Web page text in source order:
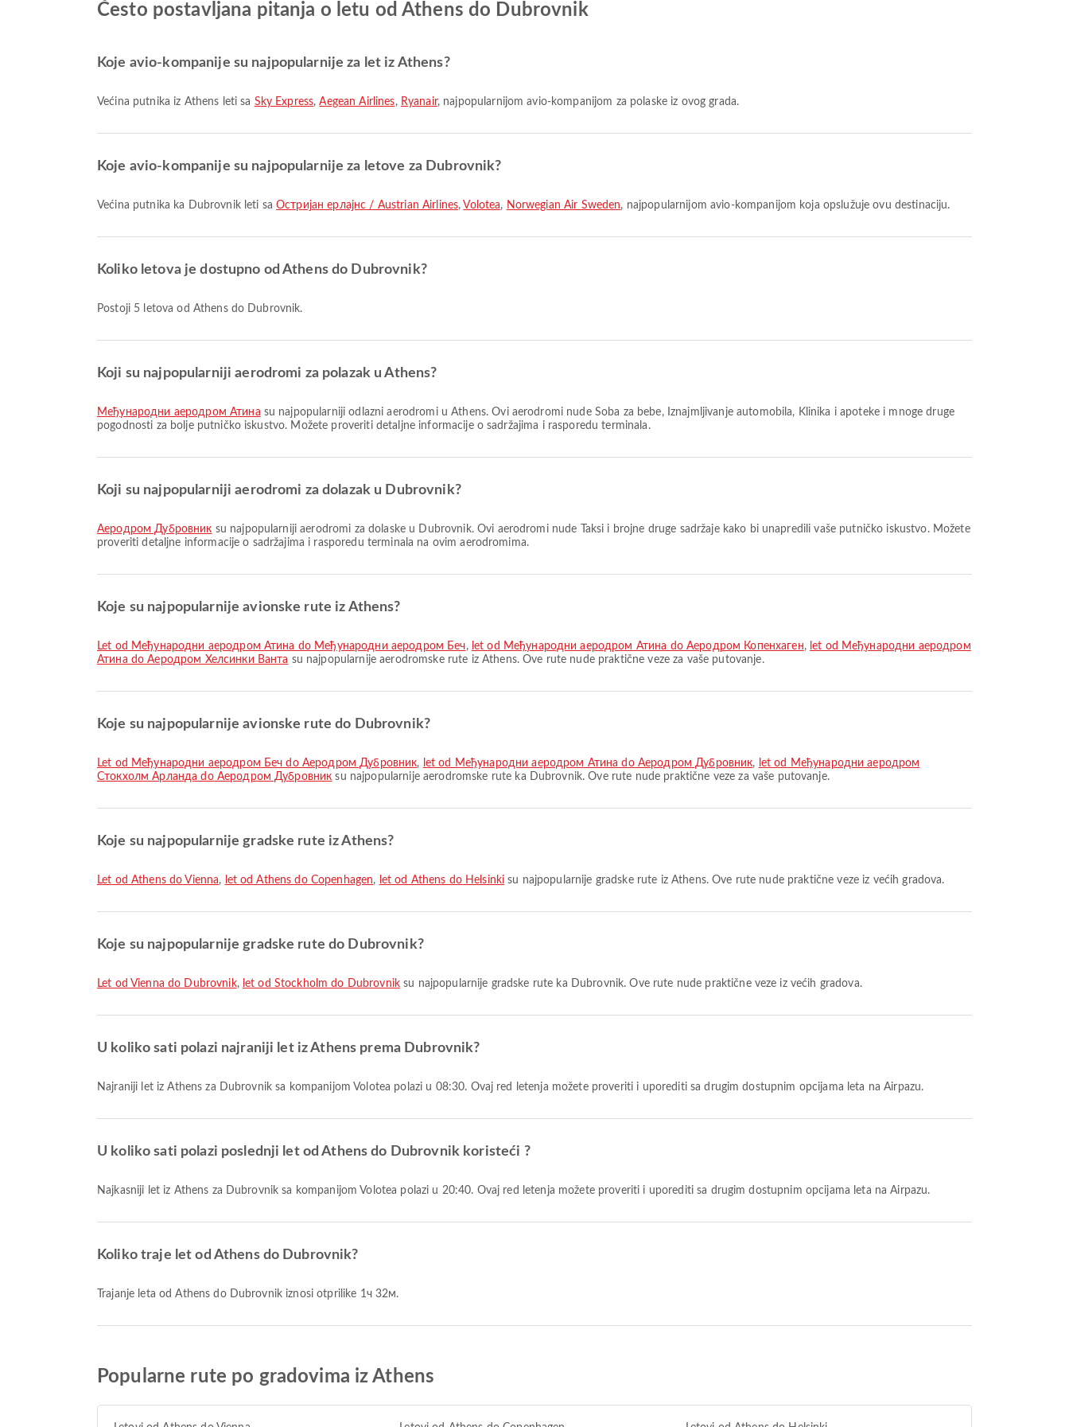
Često postavljana pitanja o letu od Athens do Dubrovnik
Koje avio-kompanije su najpopularnije za let iz Athens?
Većina putnika iz Athens leti sa Sky Express,Aegean Airlines, Ryanair, najpopularnijom avio-kompanijom za polaske iz ovog grada.
Koje avio-kompanije su najpopularnije za letove za Dubrovnik?
Većina putnika ka Dubrovnik leti saОстријан ерлајнс / Austrian Airlines, Volotea, Norwegian Air Sweden, najpopularnijom avio-kompanijom koja opslužuje ovu destinaciju.
Koliko letova je dostupno od Athens do Dubrovnik?
Postoji 5 letova od Athens do Dubrovnik.
Koji su najpopularniji aerodromi za polazak u Athens?
Међународни аеродром Атина su najpopularniji odlazni aerodromi u Athens. Ovi aerodromi nude Soba za bebe, Iznajmljivanje automobila, Klinika i apoteke i mnoge druge
pogodnosti za bolje putničko iskustvo. Možete proveriti detaljne informacije o sadržajima i rasporedu terminala.
Koji su najpopularniji aerodromi za dolazak u Dubrovnik?
Аеродром Дубровник su najpopularniji aerodromi za dolaske u Dubrovnik. Ovi aerodromi nude Taksi i brojne druge sadržaje kako bi unapredili vaše putničko iskustvo. Možete
proveriti detaljne informacije o sadržajima i rasporedu terminala na ovim aerodromima.
Koje su najpopularnije avionske rute iz Athens?
let od Међународни аеродром Атина do Међународни аеродром Беч, let od Међународни аеродром Атина do Аеродром Копенхаген, let od Међународни аеродром
Атина do Аеродром Хелсинки Ванта su najpopularnije aerodromske rute iz Athens. Ove rute nude praktične veze za vaše putovanje.
Koje su najpopularnije avionske rute do Dubrovnik?
let od Међународни аеродром Беч do Аеродром Дубровник, let od Међународни аеродром Атина do Аеродром Дубровник, let od Међународни аеродром
Стокхолм Арланда do Аеродром Дубровник su najpopularnije aerodromske rute ka Dubrovnik. Ove rute nude praktične veze za vaše putovanje.
Koje su najpopularnije gradske rute iz Athens?
let od Athens do Vienna, let od Athens do Copenhagen, let od Athens do Helsinki su najpopularnije gradske rute iz Athens. Ove rute nude praktične veze iz većih gradova.
Koje su najpopularnije gradske rute do Dubrovnik?
let od Vienna do Dubrovnik, let od Stockholm do Dubrovniksu najpopularnije gradske rute ka Dubrovnik. Ove rute nude praktične veze iz većih gradova.
U koliko sati polazi najraniji let iz Athens prema Dubrovnik?
Najraniji let iz Athens za Dubrovnik sa kompanijom Volotea polazi u 08:30. Ovaj red letenja možete proveriti i uporediti sa drugim dostupnim opcijama leta na Airpazu.
U koliko sati polazi poslednji let od Athens do Dubrovnik koristeći ?
Najkasniji let iz Athens za Dubrovnik sa kompanijom Volotea polazi u 20:40. Ovaj red letenja možete proveriti i uporediti sa drugim dostupnim opcijama leta na Airpazu.
Koliko traje let od Athens do Dubrovnik?
Trajanje leta od Athens do Dubrovnik iznosi otprilike 1ч 32м.
Popularne rute po gradovima iz Athens